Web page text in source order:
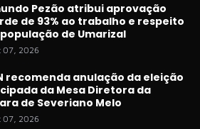
Pezão atribui aprovação
de 93% ao trabalho e respeito
de Umarizal
07, 2026
recomenda anulação da eleição
da Mesa Diretora da
de Severiano Melo
07, 2026